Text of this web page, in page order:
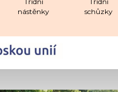
nástěnky
schůzky